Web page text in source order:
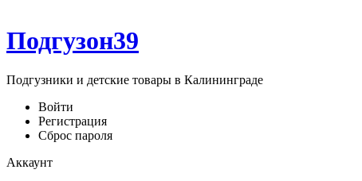
Подгузон39
Подгузники и детские товары в Калининграде
Войти
Регистрация
Сброс пароля
Аккаунт